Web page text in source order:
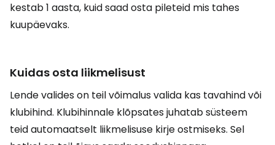
kestab 1 aasta, kuid saad osta pileteid mis tahes
kuupäevaks.
Kuidas osta liikmelisust
Lende valides on teil võimalus valida kas tavahind või
klubihind. Klubihinnale klõpsates juhatab süsteem
teid automaatselt liikmelisuse kirje ostmiseks. Sel